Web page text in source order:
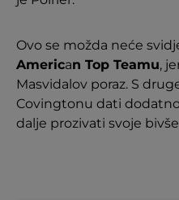
Ovo se možda neće
American Top Teamu,
Masvidalov poraz. S
Covingtonu dati
dalje prozivati svoje